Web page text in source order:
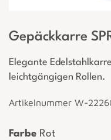
Gepäckkarre
Elegante
leichtgängigen Rollen.
Artikelnummer W-
Farbe Rot